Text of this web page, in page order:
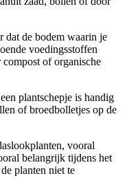
dat de bodem waarin je
voedingsstoffen
of organische
plantschepje is handig
of broedbolletjes op de
vooral
belangrijk tijdens het
planten niet te